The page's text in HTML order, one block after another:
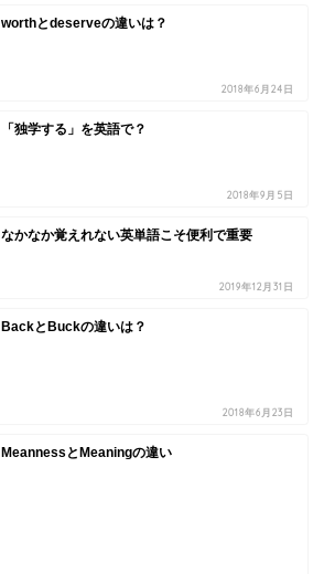
worthとdeserveの違いは？
2018年6月24日
「独学する」を英語で？
2018年9月5日
なかなか覚えれない英単語こそ便利で重要
2019年12月31日
BackとBuckの違いは？
2018年6月23日
MeannessとMeaningの違い